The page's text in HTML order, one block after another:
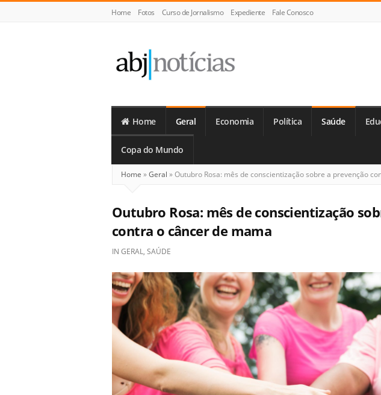
Home Fotos Curso de Jornalismo Expediente Fale Conosco
Notícias
Home Geral Economia Política Saúde
Copa do Mundo
Home »Geral »Outubro Rosa: mês de conscientização sobre a prevenção
Outubro Rosa: mês de conscientização
contra o câncer de mama
IN GERAL, SAÚDE